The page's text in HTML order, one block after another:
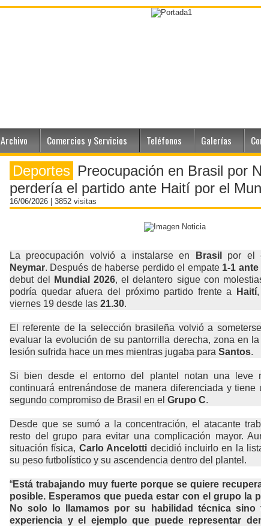
Archivo Comercios y Servicios Teléfonos Galerías
Deportes Preocupación en Brasil por
perdería el partido ante Haití por el
16/06/2026 | 3852 visitas
La preocupación volvió a instalarse en Brasil
por el
Neymar. Después de haberse perdido el empate 1-1
debut del
Mundial 2026, el delantero sigue con
podría quedar afuera del próximo partido frente a
Haití
viernes 19 desde las 21.30.
El referente de la selección brasileña volvió a
evaluar la evolución de su pantorrilla derecha, zona en
lesión sufrida hace un mes mientras jugaba para Santos.
Si bien desde el entorno del plantel notan una leve
continuará entrenándose de manera diferenciada y tiene
segundo compromiso de Brasil en el Grupo C.
Desde que se sumó a la concentración, el atacante
resto del grupo para evitar una complicación mayor.
situación física, Carlo Ancelotti decidió incluirlo en la
su peso futbolístico y su ascendencia dentro del plantel.
“Está trabajando muy fuerte porque se quiere
posible. Esperamos que pueda estar con el grupo la
No solo lo llamamos por su habilidad técnica sino
experiencia y el ejemplo que puede representar